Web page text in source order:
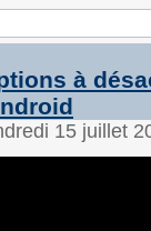
à
15 juillet